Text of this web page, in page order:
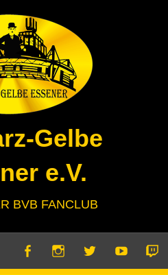
Gelbe
e.V.
BVB FANCLUB